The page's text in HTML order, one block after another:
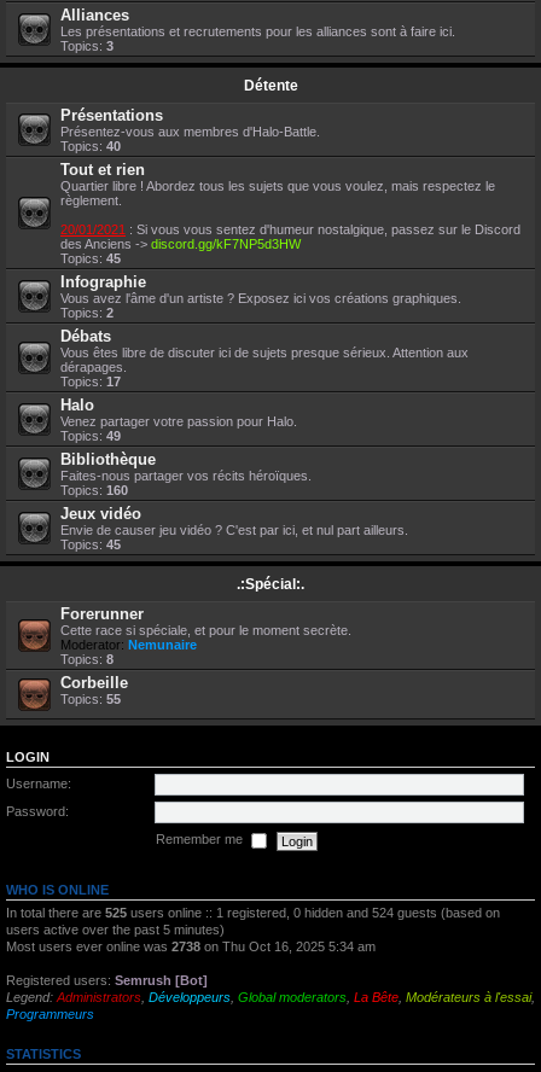
Alliances
Les présentations et recrutements pour les alliances sont à faire ici.
Topics: 3
Détente
Présentations
Présentez-vous aux membres d'Halo-Battle.
Topics: 40
Tout et rien
Quartier libre ! Abordez tous les sujets que vous voulez, mais respectez le
règlement.
20/01/2021 : Si vous vous sentez d'humeur nostalgique, passez sur le Discord
des Anciens -> discord.gg/kF7NP5d3HW
Topics: 45
Infographie
Vous avez l'âme d'un artiste ? Exposez ici vos créations graphiques.
Topics: 2
Débats
Vous êtes libre de discuter ici de sujets presque sérieux. Attention aux
dérapages.
Topics: 17
Halo
Venez partager votre passion pour Halo.
Topics: 49
Bibliothèque
Faites-nous partager vos récits héroïques.
Topics: 160
Jeux vidéo
Envie de causer jeu vidéo ? C'est par ici, et nul part ailleurs.
Topics: 45
.:Spécial:.
Forerunner
Cette race si spéciale, et pour le moment secrète.
Moderator: Nemunaire
Topics: 8
Corbeille
Topics: 55
LOGIN
Username:
Password:
Remember me
WHO IS ONLINE
In total there are 525 users online :: 1 registered, 0 hidden and 524 guests (based on
users active over the past 5 minutes)
Most users ever online was 2738 on Thu Oct 16, 2025 5:34 am
Registered users: Semrush [Bot]
Legend: Administrators Développeurs Global moderators La Bête Modérateurs à l'essai,
Programmeurs
STATISTICS